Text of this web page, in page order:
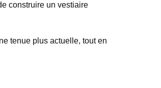
construire un vestiaire
tenue plus actuelle, tout en